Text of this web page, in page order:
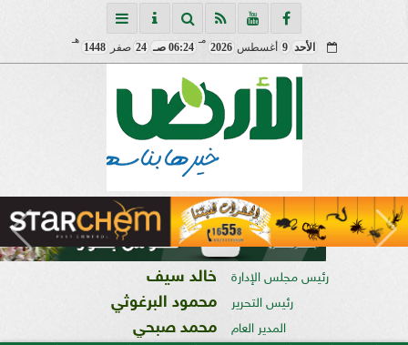
الأحد 9 أغسطس2026
مـ
06:24 صـ 24 صفر1448
هـ
رئيس مجلس الإدارة خالد سيف
رئيس التحرير محمود البرغوثي
المدير العام محمد صبحي